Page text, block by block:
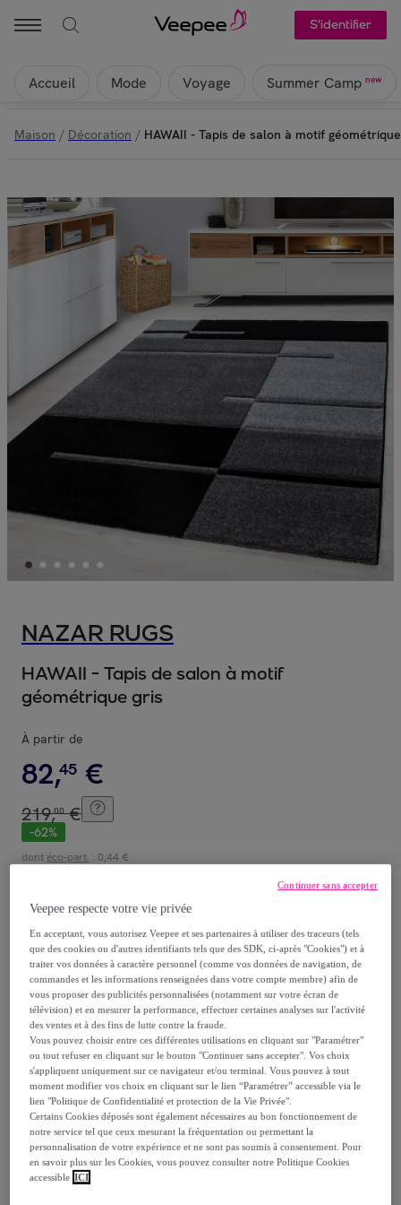
S'identifier
Accueil Mode Voyage Summer Camp new
Maison / Décoration / HAWAII - Tapis de salon à motif
NAZAR RUGS
HAWAII - Tapis de salon à motif
géométrique gris
À partir de
82,45 €
219,00 €
-62%
dont éco-part. : 0,44 €
Reprise possible de votre ancien produit
voir les conditions.
Vendu parNAZAR RUGS
Livraison
Livraison à partir de13,80 €
Livraison estimée: entre le
18/08
Veepee respecte votre vie privée
En acceptant, vous autorisez Veepee et ses partenaires à utiliser des traceurs (tels
que des cookies ou d'autres identifiants tels que des SDK, ci-après "Cookies") et à
traiter vos données à caractère personnel (comme vos données de navigation, de
commandes et les informations renseignées dans votre compte membre) afin de
vous proposer des publicités personnalisées (notamment sur votre écran de
télévision) et en mesurer la performance, effectuer certaines analyses sur l'activité
des ventes et à des fins de lutte contre la fraude.
Vous pouvez choisir entre ces différentes utilisations en cliquant sur "Paramétrer"
ou tout refuser en cliquant sur le bouton "Continuer sans accepter". Vos choix
s'appliquent uniquement sur ce navigateur et/ou terminal. Vous pouvez à tout
moment modifier vos choix en cliquant sur le lien “Paramétrer” accessible via le
lien "Politique de Confidentialité et protection de la Vie Privée".
Certains Cookies déposés sont également nécessaires au bon fonctionnement de
notre service tel que ceux mesurant la fréquentation ou permettant la
personnalisation de votre expérience et ne sont pas soumis à consentement. Pour
en savoir plus sur les Cookies, vous pouvez consulter notre Politique Cookies
accessible ICI
Continuer sans accepter